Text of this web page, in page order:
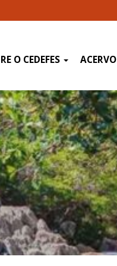
O CEDEFES ACERVO